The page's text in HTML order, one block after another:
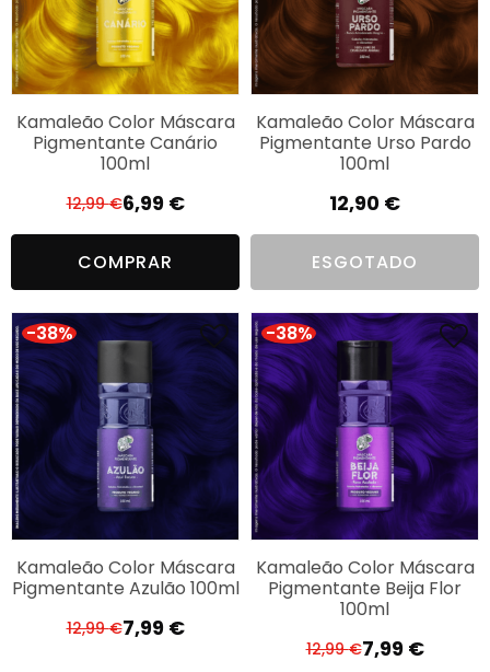
Kamaleão Color Máscara
Pigmentante Canário
100ml
12,99€O
preço
original
era:
12,99 €.
6,99 €
O
preço
atual
é:
6,99 €.
COMPRAR
Kamaleão Color Máscara
Pigmentante Urso Pardo
100ml
12,90 €
ESGOTADO
-38%
Kamaleão Color Máscara
Pigmentante Azulão 100ml
12,99€O
7,99 €
O
-38%
Kamaleão Color Máscara
Pigmentante Beija Flor
100ml
12,99€O
7,99 €
O